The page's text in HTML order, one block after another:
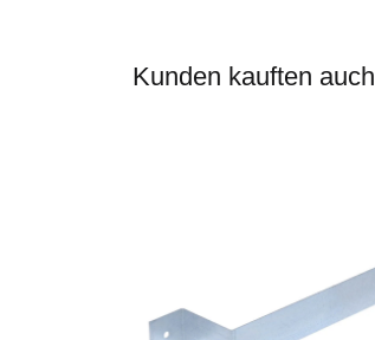
Kunden kauften auch